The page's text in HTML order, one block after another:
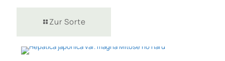
Zur Sorte